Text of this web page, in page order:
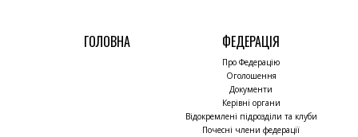
ГОЛОВНА ФЕДЕРАЦІЯ
Про Федерацію
Оголошення
Документи
Керівні органи
Відокремлені підрозділи та клуби
Почесні члени федерації